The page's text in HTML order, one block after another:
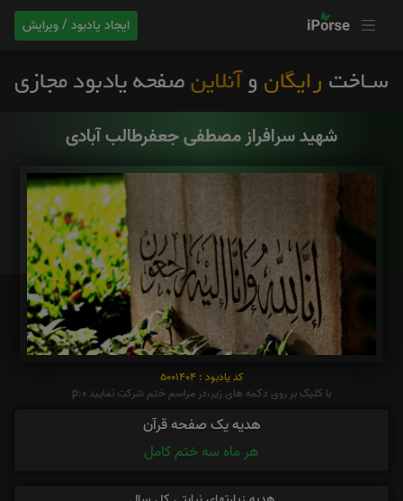
ایجاد یادبود / ویرایش
شهید سرافراز مصطفی جعفرطالب آبادی
کد یادبود : 5001404
با کلیک بر روی دکمه های زیر،در مراسم ختم شرکت نمایید p:0
هدیه یک صفحه قرآن
هر ماه سه ختم کامل